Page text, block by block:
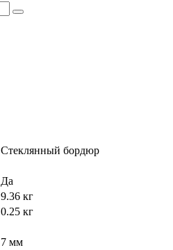
Стеклянный бордюр
Да
9.36 кг
0.25 кг
7 мм